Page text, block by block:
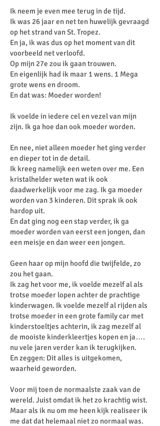
Ik neem je even mee terug in de tijd.
Ik was 26 jaar en net ten huwelijk gevraagd
op het strand van St. Tropez.
En ja, ik was dus op het moment van dit
voorbeeld net verloofd.
Op mijn 27e zou ik gaan trouwen.
En eigenlijk had ik maar 1 wens. 1 Mega
grote wens en droom.
En dat was: Moeder worden!
Ik voelde in iedere cel en vezel van mijn
zijn. Ik ga hoe dan ook moeder worden.
En nee, niet alleen moeder het ging verder
en dieper tot in de detail.
Ik kreeg namelijk een weten over me. Een
kristalhelder weten wat ik ook
daadwerkelijk voor me zag. Ik ga moeder
worden van 3 kinderen. Dit sprak ik ook
hardop uit.
En dat ging nog een stap verder, ik ga
moeder worden van eerst een jongen, dan
een meisje en dan weer een jongen.
Geen haar op mijn hoofd die twijfelde, zo
zou het gaan.
Ik zag het voor me, ik voelde mezelf al als
trotse moeder lopen achter de prachtige
kinderwagen. Ik voelde mezelf al rijden als
trotse moeder in een grote family car met
kinderstoeltjes achterin, ik zag mezelf al
de mooiste kinderkleertjes kopen en ja….
nu vele jaren verder kan ik terugkijken.
En zeggen: Dit alles is uitgekomen,
waarheid geworden.
Voor mij toen de normaalste zaak van de
wereld. Juist omdat ik het zo krachtig wist.
Maar als ik nu om me heen kijk realiseer ik
me dat dat helemaal niet zo normaal was.